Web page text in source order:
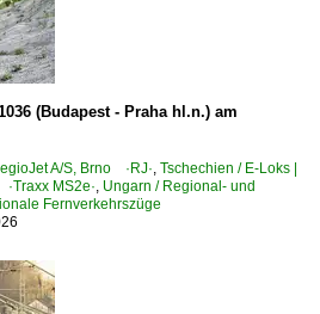
·Summerauerbahn·
– Mürzzuschlag – Bruck/Mur ·Mürztal·
– Linz – Salzburg ·Westbahn·
(–Hegyeshalom) ·Ostbahn·
(Budapest - Praha hl.n.) am
A/S, Brno ·RJ·, Tschechien / E-Loks |
MS2e·, Ungarn / Regional- und
Fernverkehrszüge